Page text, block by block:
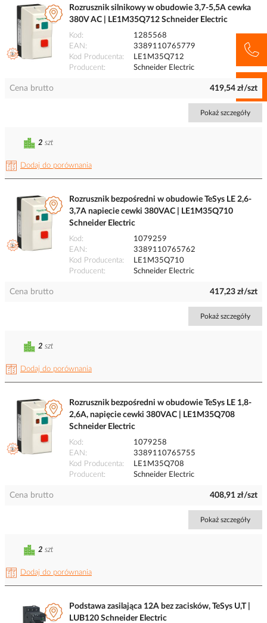
Rozrusznik silnikowy w obudowie 3,7-5,5A cewka
380V AC | LE1M35Q712 Schneider Electric
Kod
1285568
EAN
3389110765779
Kod Producenta
LE1M35Q712
Producent
Schneider Electric
Cena brutto 419,54 zł/szt
Pokaż szczegóły
Dodaj do porównania
2 szt
Rozrusznik bezpośredni w obudowie TeSys LE 2,6-
3,7A napiecie cewki 380VAC | LE1M35Q710
Schneider Electric
Kod
1079259
EAN
3389110765762
Kod Producenta
LE1M35Q710
Producent
Schneider Electric
Cena brutto 417,23 zł/szt
Pokaż szczegóły
Dodaj do porównania
2 szt
Rozrusznik bezpośredni w obudowie TeSys LE 1,8-
2,6A, napięcie cewki 380VAC | LE1M35Q708
Schneider Electric
Kod
1079258
EAN
3389110765755
Kod Producenta
LE1M35Q708
Producent
Schneider Electric
Cena brutto 408,91 zł/szt
Pokaż szczegóły
Dodaj do porównania
2 szt
Podstawa zasilająca 12A bez zacisków, TeSys U,T |
LUB120 Schneider Electric